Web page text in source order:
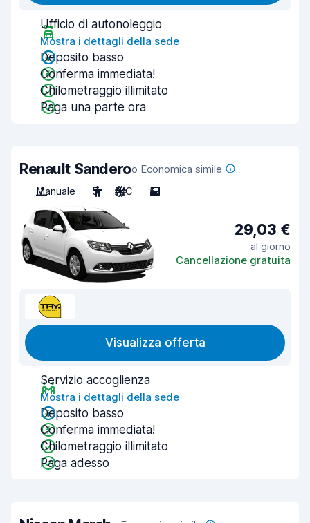
Ufficio di autonoleggio
Mostra i dettagli della sede
Deposito basso
Conferma immediata!
Chilometraggio illimitato
Paga una parte ora
Renault Sanderoo Economica simile
Manuale
5 A/C 5
29,03 €
al giorno
Cancellazione gratuita
Visualizza offerta
Servizio accoglienza
Mostra i dettagli della sede
Deposito basso
Conferma immediata!
Chilometraggio illimitato
Paga adesso